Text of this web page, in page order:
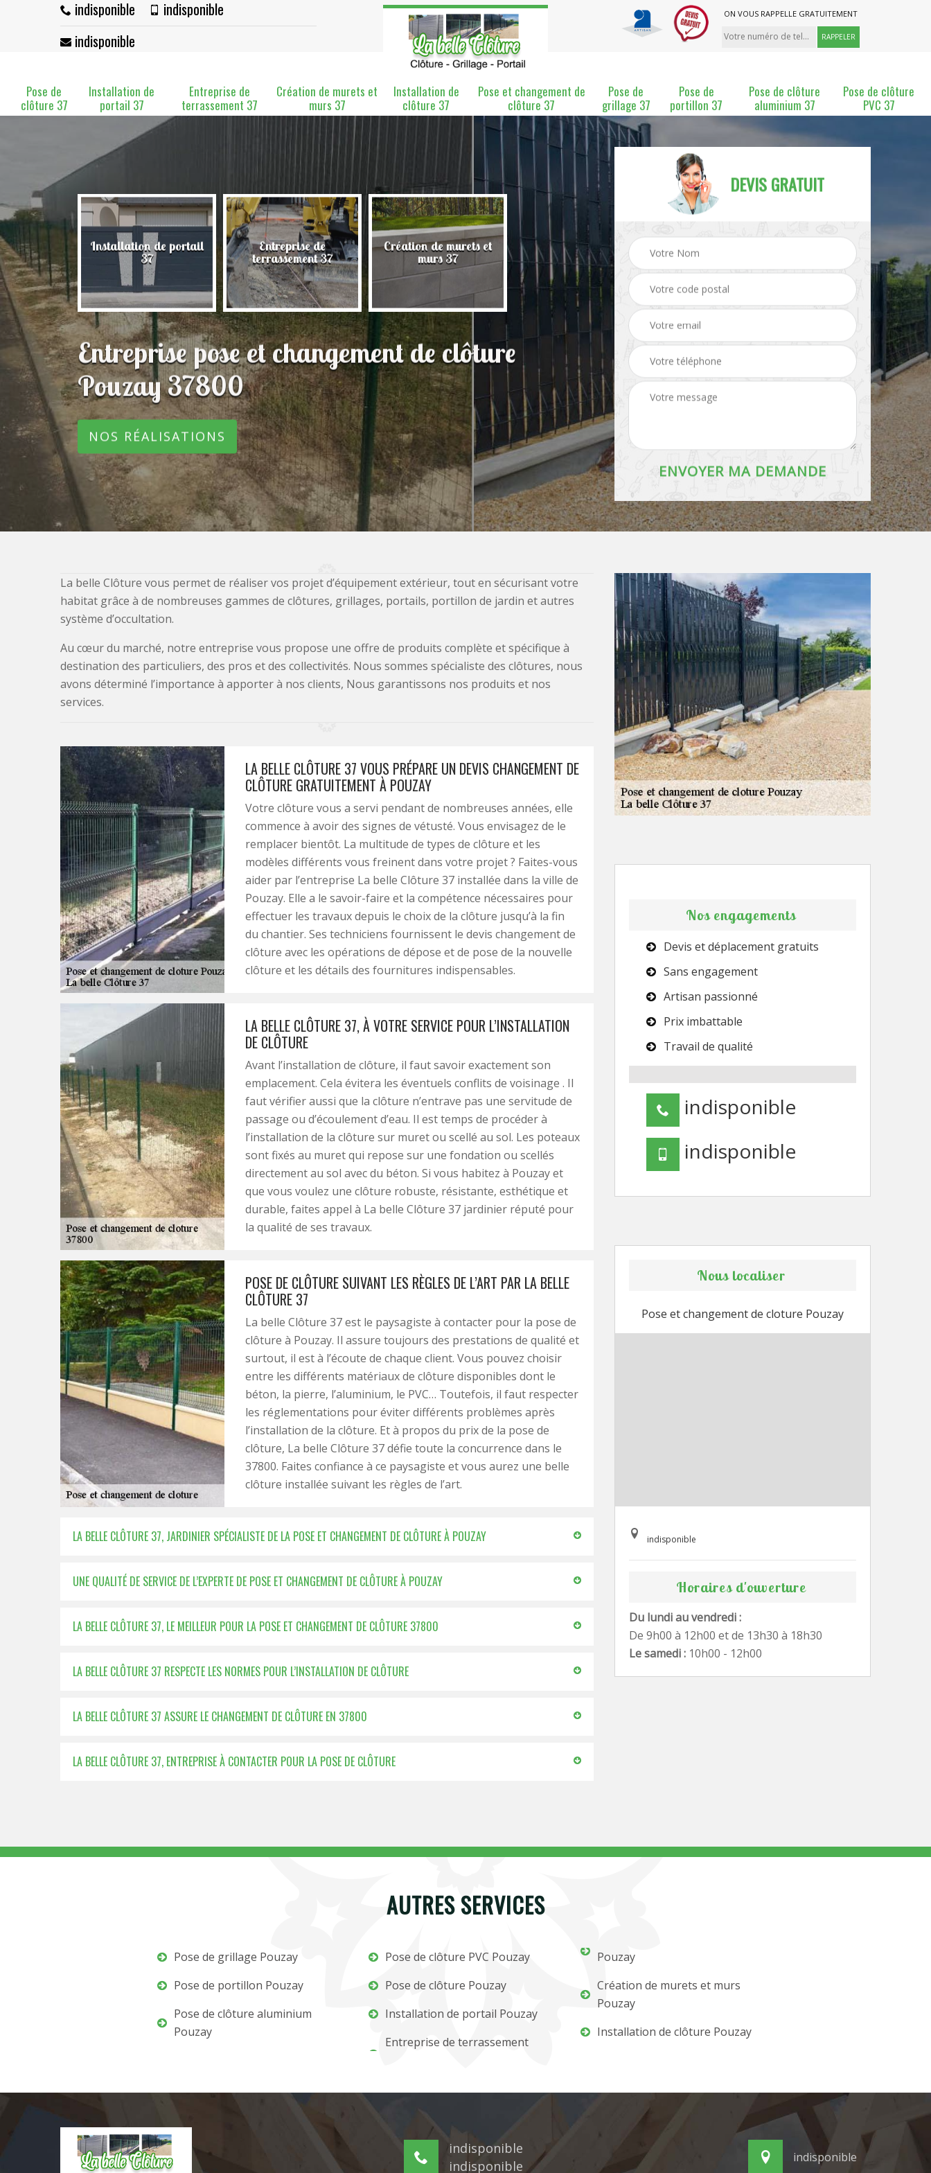
indisponible
indisponible
indisponible
ON VOUS RAPPELLE GRATUITEMENT
Pose de
clôture 37
Installation de
portail 37
Entreprise de
terrassement 37
Création de murets et
murs 37
Installation de
clôture 37
Pose et changement de
clôture 37
Pose de
grillage 37
Pose de
portillon 37
Pose de clôture
aluminium 37
Pose de clôture
PVC 37
37 Installation de portail
37
Entreprise de
terrassement 37
Création de murets et
murs 37
Installation de clôture
37
Pose et changement de Pose de grillage 37
Entreprise pose et changement de clôture
Pouzay 37800
NOS RÉALISATIONS
DEVIS GRATUIT
La belle Clôture vous permet de réaliser vos projet d’équipement extérieur, tout en sécurisant votre
habitat grâce à de nombreuses gammes de clôtures, grillages, portails, portillon de jardin et autres
système d’occultation.
Au cœur du marché, notre entreprise vous propose une offre de produits complète et spécifique à
destination des particuliers, des pros et des collectivités. Nous sommes spécialiste des clôtures, nous
avons déterminé l’importance à apporter à nos clients, Nous garantissons nos produits et nos
services.
LA BELLE CLÔTURE 37 VOUS PRÉPARE UN DEVIS CHANGEMENT DE
CLÔTURE GRATUITEMENT À POUZAY
Votre clôture vous a servi pendant de nombreuses années, elle
commence à avoir des signes de vétusté. Vous envisagez de le
remplacer bientôt. La multitude de types de clôture et les
modèles différents vous freinent dans votre projet ? Faites-vous
aider par l’entreprise La belle Clôture 37 installée dans la ville de
Pouzay. Elle a le savoir-faire et la compétence nécessaires pour
effectuer les travaux depuis le choix de la clôture jusqu’à la fin
du chantier. Ses techniciens fournissent le devis changement de
clôture avec les opérations de dépose et de pose de la nouvelle
clôture et les détails des fournitures indispensables.
LA BELLE CLÔTURE 37, À VOTRE SERVICE POUR L’INSTALLATION
DE CLÔTURE
Avant l’installation de clôture, il faut savoir exactement son
emplacement. Cela évitera les éventuels conflits de voisinage . Il
faut vérifier aussi que la clôture n’entrave pas une servitude de
passage ou d’écoulement d’eau. Il est temps de procéder à
l’installation de la clôture sur muret ou scellé au sol. Les poteaux
sont fixés au muret qui repose sur une fondation ou scellés
directement au sol avec du béton. Si vous habitez à Pouzay et
que vous voulez une clôture robuste, résistante, esthétique et
durable, faites appel à La belle Clôture 37 jardinier réputé pour
la qualité de ses travaux.
POSE DE CLÔTURE SUIVANT LES RÈGLES DE L’ART PAR LA BELLE
CLÔTURE 37
La belle Clôture 37 est le paysagiste à contacter pour la pose de
clôture à Pouzay. Il assure toujours des prestations de qualité et
surtout, il est à l’écoute de chaque client. Vous pouvez choisir
entre les différents matériaux de clôture disponibles dont le
béton, la pierre, l’aluminium, le PVC… Toutefois, il faut respecter
les réglementations pour éviter différents problèmes après
l’installation de la clôture. Et à propos du prix de la pose de
clôture, La belle Clôture 37 défie toute la concurrence dans le
37800. Faites confiance à ce paysagiste et vous aurez une belle
clôture installée suivant les règles de l’art.
LA BELLE CLÔTURE 37, JARDINIER SPÉCIALISTE DE LA POSE ET CHANGEMENT DE CLÔTURE À POUZAY
UNE QUALITÉ DE SERVICE DE L’EXPERTE DE POSE ET CHANGEMENT DE CLÔTURE À POUZAY
LA BELLE CLÔTURE 37, LE MEILLEUR POUR LA POSE ET CHANGEMENT DE CLÔTURE 37800
LA BELLE CLÔTURE 37 RESPECTE LES NORMES POUR L’INSTALLATION DE CLÔTURE
LA BELLE CLÔTURE 37 ASSURE LE CHANGEMENT DE CLÔTURE EN 37800
LA BELLE CLÔTURE 37, ENTREPRISE À CONTACTER POUR LA POSE DE CLÔTURE
Nos engagements
Devis et déplacement gratuits
Sans engagement
Artisan passionné
Prix imbattable
Travail de qualité
indisponible
indisponible
Nous localiser
Pose et changement de cloture Pouzay
indisponible
Horaires d'ouverture
Du lundi au vendredi :
De 9h00 à 12h00 et de 13h30 à 18h30
Le samedi : 10h00 - 12h00
AUTRES SERVICES
Pose de grillage Pouzay
Pose de portillon Pouzay
Pose de clôture aluminium
Pouzay
Pose de clôture PVC Pouzay
Pose de clôture Pouzay
Installation de portail Pouzay
Entreprise de terrassement
Pouzay
Création de murets et murs
Pouzay
Installation de clôture Pouzay
indisponible
indisponible
indisponible